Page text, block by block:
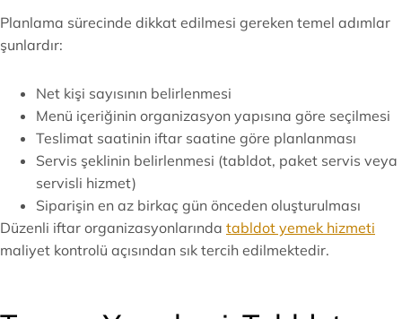
Planlama sürecinde dikkat edilmesi gereken temel adımlar
şunlardır:
Net kişi sayısının belirlenmesi
Menü içeriğinin organizasyon yapısına göre seçilmesi
Teslimat saatinin iftar saatine göre planlanması
Servis şeklinin belirlenmesi (tabldot, paket servis veya
servisli hizmet)
Siparişin en az birkaç gün önceden oluşturulması
Düzenli iftar organizasyonlarında tabldot yemek hizmeti
maliyet kontrolü açısından sık tercih edilmektedir.